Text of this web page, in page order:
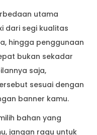
utama
dari segi kualitas
hingga penggunaan
bukan sekadar
saja,
sesuai dengan
banner kamu.
bahan yang
jangan ragu untuk